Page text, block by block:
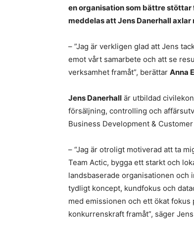
en organisation som bättre
meddelas att Jens Danerhall
– ”Jag är verkligen glad att Jens
emot vårt samarbete och att se
verksamhet framåt”, berättar Anna
Jens Danerhall är utbildad
försäljning, controlling och
Business Development &
– “Jag är otroligt motiverad att ta
Team Actic, bygga ett starkt och
landsbaserade organisationen och
tydligt koncept, kundfokus och
med emissionen och ett ökat
konkurrenskraft framåt”, säger